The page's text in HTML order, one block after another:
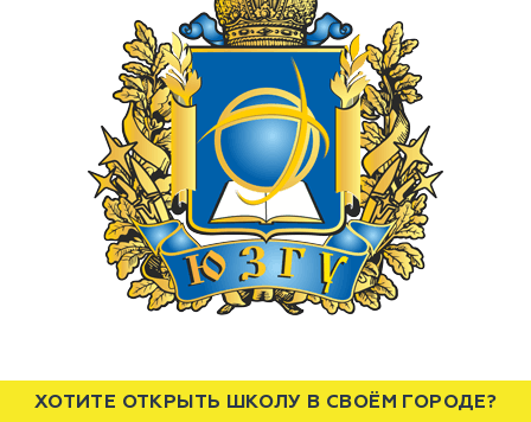
ХОТИТЕ ОТКРЫТЬ ШКОЛУ В СВОЁМ ГОРОДЕ?